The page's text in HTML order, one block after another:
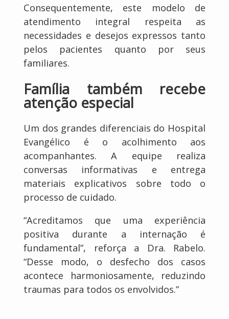
Consequentemente, este modelo de
atendimento integral respeita as
necessidades e desejos expressos tanto
pelos pacientes quanto por seus
familiares.
Família também recebe
atenção especial
Um dos grandes diferenciais do Hospital
Evangélico é o acolhimento aos
acompanhantes. A equipe realiza
conversas informativas e entrega
materiais explicativos sobre todo o
processo de cuidado.
“Acreditamos que uma experiência
positiva durante a internação é
fundamental”, reforça a Dra. Rabelo.
“Desse modo, o desfecho dos casos
acontece harmoniosamente, reduzindo
traumas para todos os envolvidos.”